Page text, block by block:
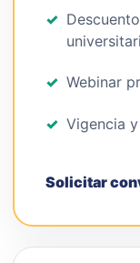
Webinar
Vigencia
Solicitar